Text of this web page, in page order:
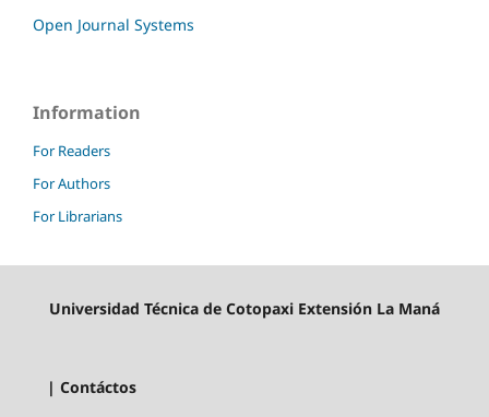
Open Journal Systems
Information
For Readers
For Authors
For Librarians
Universidad Técnica de Cotopaxi Extensión La Maná
| Contáctos